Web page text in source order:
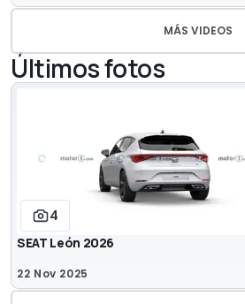
MÁS VIDEOS
Últimos fotos
4
SEAT León 2026
22 Nov 2025